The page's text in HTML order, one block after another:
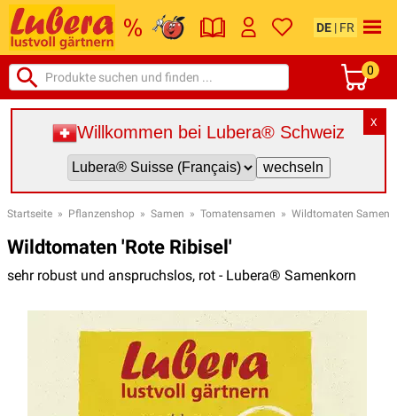
DE | FR
0
X
Willkommen bei Lubera® Schweiz
Startseite » Pflanzenshop » Samen » Tomatensamen » Wildtomaten Samen
Wildtomaten 'Rote Ribisel'
sehr robust und anspruchslos, rot - Lubera® Samenkorn